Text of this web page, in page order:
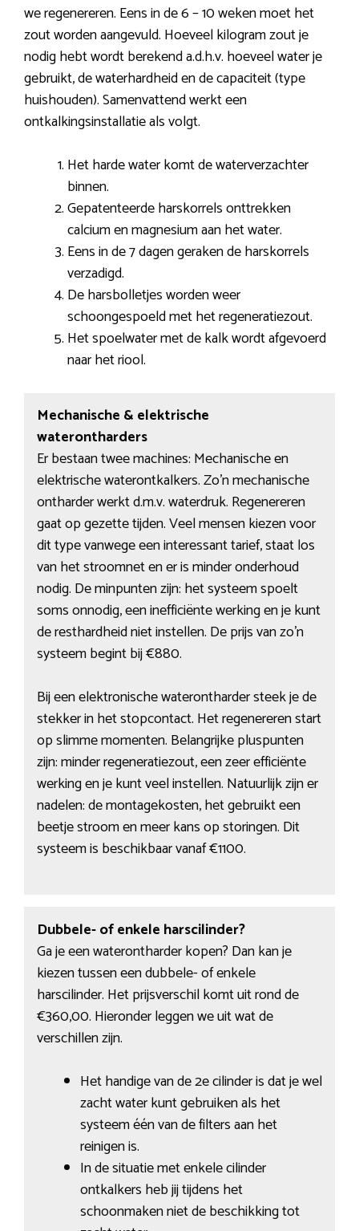
we regenereren. Eens in de 6 – 10 weken moet het
zout worden aangevuld. Hoeveel kilogram zout je
nodig hebt wordt berekend a.d.h.v. hoeveel water je
gebruikt, de waterhardheid en de capaciteit (type
huishouden). Samenvattend werkt een
ontkalkingsinstallatie als volgt.
Het harde water komt de waterverzachter
binnen.
Gepatenteerde harskorrels onttrekken
calcium en magnesium aan het water.
Eens in de 7 dagen geraken de harskorrels
verzadigd.
De harsbolletjes worden weer
schoongespoeld met het regeneratiezout.
Het spoelwater met de kalk wordt afgevoerd
naar het riool.
Mechanische & elektrische
waterontharders
Er bestaan twee machines: Mechanische en
elektrische waterontkalkers. Zo’n mechanische
ontharder werkt d.m.v. waterdruk. Regenereren
gaat op gezette tijden. Veel mensen kiezen voor
dit type vanwege een interessant tarief, staat los
van het stroomnet en er is minder onderhoud
nodig. De minpunten zijn: het systeem spoelt
soms onnodig, een inefficiënte werking en je kunt
de resthardheid niet instellen. De prijs van zo’n
systeem begint bij €880.
Bij een elektronische waterontharder steek je de
stekker in het stopcontact. Het regenereren start
op slimme momenten. Belangrijke pluspunten
zijn: minder regeneratiezout, een zeer efficiënte
werking en je kunt veel instellen. Natuurlijk zijn er
nadelen: de montagekosten, het gebruikt een
beetje stroom en meer kans op storingen. Dit
systeem is beschikbaar vanaf €1100.
Dubbele- of enkele harscilinder?
Ga je een waterontharder kopen? Dan kan je
kiezen tussen een dubbele- of enkele
harscilinder. Het prijsverschil komt uit rond de
€360,00. Hieronder leggen we uit wat de
verschillen zijn.
Het handige van de 2e cilinder is dat je wel
zacht water kunt gebruiken als het
systeem één van de filters aan het
reinigen is.
In de situatie met enkele cilinder
ontkalkers heb jij tijdens het
schoonmaken niet de beschikking tot